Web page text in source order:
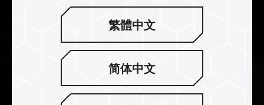
繁體中文
简体中文